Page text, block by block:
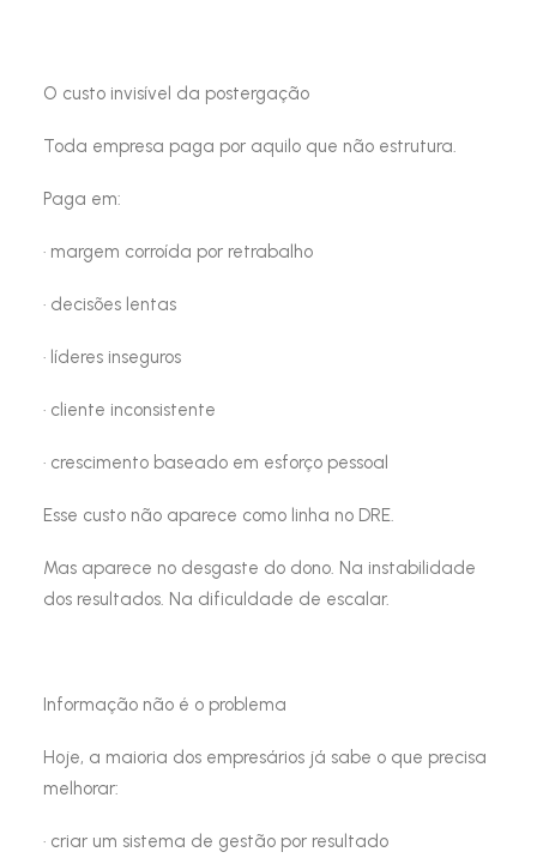
O custo invisível da postergação
Toda empresa paga por aquilo que não estrutura.
Paga em:
· margem corroída por retrabalho
· decisões lentas
· líderes inseguros
· cliente inconsistente
· crescimento baseado em esforço pessoal
Esse custo não aparece como linha no DRE.
Mas aparece no desgaste do dono. Na instabilidade
dos resultados. Na dificuldade de escalar.
Informação não é o problema
Hoje, a maioria dos empresários já sabe o que precisa
melhorar:
· criar um sistema de gestão por resultado